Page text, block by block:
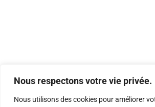
Nous respectons votre vie privée.
Nous utilisons des cookies pour améliorer